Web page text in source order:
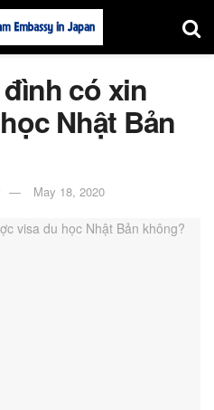
có xin
Nhật Bản
May 18, 2020